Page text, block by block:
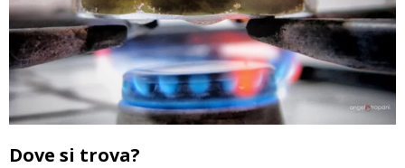
Dove si trova?